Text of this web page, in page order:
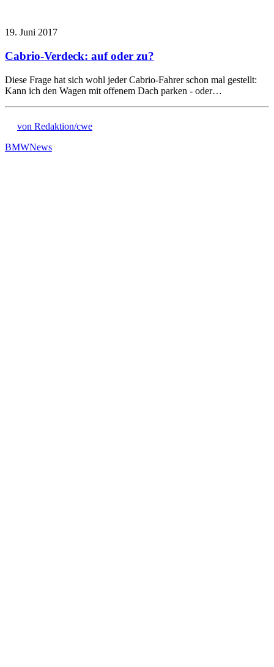
19. Juni 2017
Cabrio-Verdeck: auf oder zu?
Diese Frage hat sich wohl jeder Cabrio-Fahrer schon mal gestellt:
Kann ich den Wagen mit offenem Dach parken - oder…
von Redaktion/cwe
BMWNews